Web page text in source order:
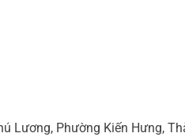
Lương, Phường Kiến Hưng,